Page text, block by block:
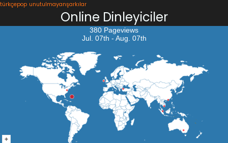
türkçepop unutulmayanşarkılar
Online Dinleyiciler
380 Pageviews
Jul. 07th - Aug. 07th